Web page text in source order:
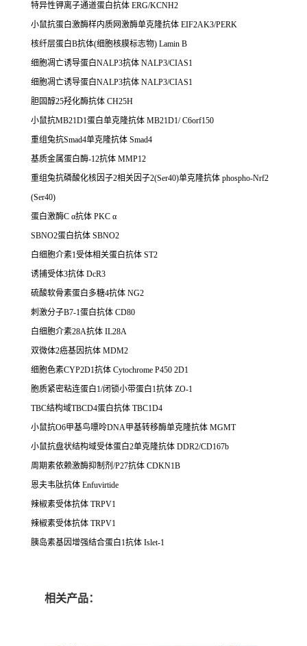
特异性钾离子通道蛋白抗体 ERG/KCNH2
小鼠抗蛋白激酶样内质网激酶单克隆抗体 EIF2AK3/PERK
核纤层蛋白B抗体(细胞核膜标志物) Lamin B
细胞凋亡诱导蛋白NALP3抗体 NALP3/CIAS1
细胞凋亡诱导蛋白NALP3抗体 NALP3/CIAS1
胆固醇25羟化酶抗体 CH25H
小鼠抗MB21D1蛋白单克隆抗体 MB21D1/ C6orf150
重组兔抗Smad4单克隆抗体 Smad4
基质金属蛋白酶-12抗体 MMP12
重组兔抗磷酸化核因子2相关因子2(Ser40)单克隆抗体 phospho-Nrf2
(Ser40)
蛋白激酶C α抗体 PKC α
SBNO2蛋白抗体 SBNO2
白细胞介素1受体相关蛋白抗体 ST2
诱捕受体3抗体 DcR3
硫酸软骨素蛋白多糖4抗体 NG2
刺激分子B7-1蛋白抗体 CD80
白细胞介素28A抗体 IL28A
双微体2癌基因抗体 MDM2
细胞色素CYP2D1抗体 Cytochrome P450 2D1
胞质紧密粘连蛋白1/闭锁小带蛋白1抗体 ZO-1
TBC结构域TBCD4蛋白抗体 TBC1D4
小鼠抗O6甲基鸟嘌呤DNA甲基转移酶单克隆抗体 MGMT
小鼠抗盘状结构域受体蛋白2单克隆抗体 DDR2/CD167b
周期素依赖激酶抑制剂/P27抗体 CDKN1B
恩夫韦肽抗体 Enfuvirtide
辣椒素受体抗体 TRPV1
辣椒素受体抗体 TRPV1
胰岛素基因增强结合蛋白1抗体 Islet-1
相关产品：